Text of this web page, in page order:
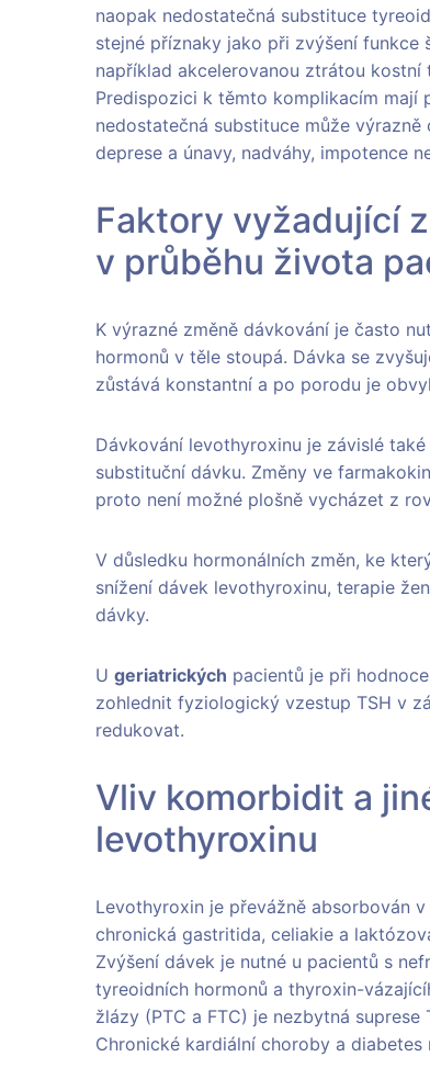
naopak nedostatečná substituce
stejné příznaky jako při zvýšení
například akcelerovanou ztrátou
Predispozici k těmto komplikacím mají
nedostatečná substituce může
deprese a únavy, nadváhy, impotence
Faktory vyžadující
v průběhu života
K výrazné změně dávkování je často
hormonů v těle stoupá. Dávka se
zůstává konstantní a po porodu je
Dávkování levothyroxinu je závislé také
substituční dávku. Změny ve
proto není možné plošně vycházet z
V důsledku hormonálních změn, ke
snížení dávek levothyroxinu, terapie
dávky.
U geriatrických pacientů je při
zohlednit fyziologický vzestup TSH v
redukovat.
Vliv komorbidit a
levothyroxinu
Levothyroxin je převážně absorbován
chronická gastritida, celiakie a
Zvýšení dávek je nutné u pacientů s
tyreoidních hormonů a thyroxin-
žlázy (PTC a FTC) je nezbytná
Chronické kardiální choroby a